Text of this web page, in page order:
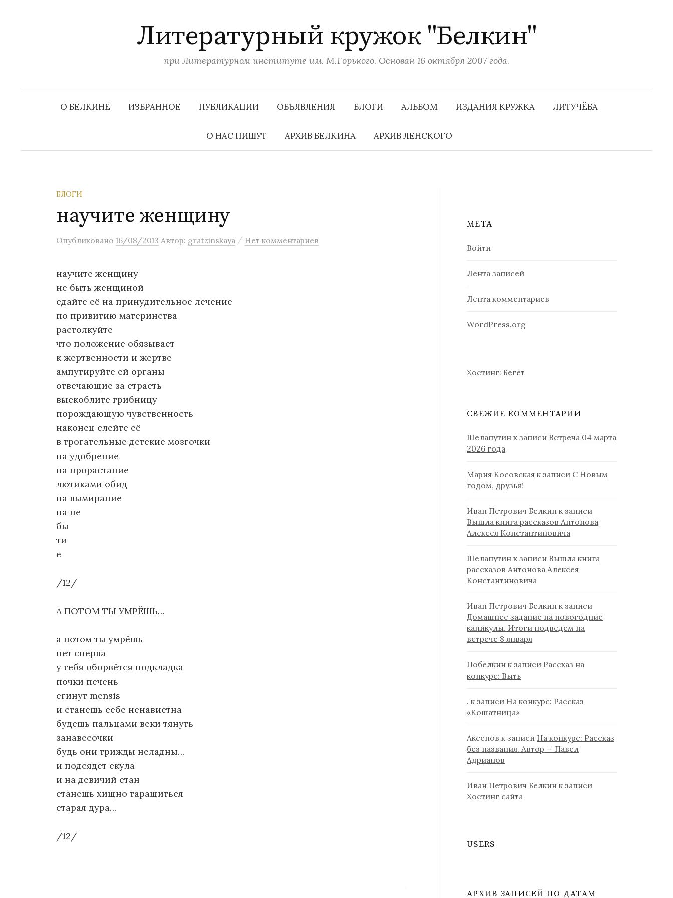
и
Литературный кружок "Белкин"
при Литературном институте им. М.Горького. Основан 16 октября 2007 года.
О БЕЛКИНЕ ИЗБРАННОЕ ПУБЛИКАЦИИ ОБЪЯВЛЕНИЯ БЛОГИ АЛЬБОМ ИЗДАНИЯ КРУЖКА ЛИТУЧЁБА
О НАС ПИШУТ АРХИВ БЕЛКИНА АРХИВ ЛЕНСКОГО
БЛОГИ
научите женщину
Опубликовано 16/08/2013 Автор: gratzinskaya / Нет комментариев
научите женщину
не быть женщиной
сдайте её на принудительное лечение
по привитию материнства
растолкуйте
что положение обязывает
к жертвенности и жертве
ампутируйте ей органы
отвечающие за страсть
выскоблите грибницу
порождающую чувственность
наконец слейте её
в трогательные детские мозгочки
на удобрение
на прорастание
лютиками обид
на вымирание
на не
бы
ти
е
/12/
А ПОТОМ ТЫ УМРЁШЬ…
а потом ты умрёшь
нет сперва
у тебя оборвётся подкладка
почки печень
сгинут mensis
и станешь себе ненавистна
будешь пальцами веки тянуть
занавесочки
будь они трижды неладны…
и подсядет скула
и на девичий стан
станешь хищно таращиться
старая дура…
/12/
МЕТА
Войти
Лента записей
Лента комментариев
WordPress.org
Хостинг: Бегет
СВЕЖИЕ КОММЕНТАРИИ
Шелапутин к записи Встреча 04 марта
2026 года
Мария Косовская к записи С Новым
годом, друзья!
Иван Петрович Белкин к записи
Вышла книга рассказов Антонова
Алексея Константиновича
Шелапутин к записи Вышла книга
рассказов Антонова Алексея
Константиновича
Иван Петрович Белкин к записи
Домашнее задание на новогодние
каникулы. Итоги подведем на
встрече 8 января
Побелкин к записи Рассказ на
конкурс: Выть
. к записи На конкурс: Рассказ
«Кошатница»
Аксенов к записи На конкурс: Рассказ
без названия. Автор — Павел
Адрианов
Иван Петрович Белкин к записи
Хостинг сайта
USERS
АРХИВ ЗАПИСЕЙ ПО ДАТАМ